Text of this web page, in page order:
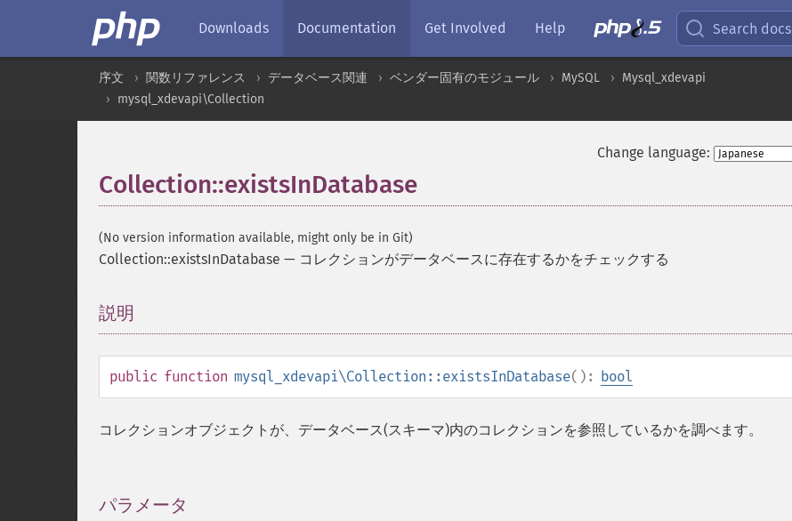
Downloads Documentation Get Involved Help Search docs
序文 関数リファレンス データベース関連 ベンダー固有のモジュール MySQL
Mysql_xdevapi
mysql_xdevapi\Collection
Change language:
Collection::existsInDatabase
(No version information available, might only be in Git)
Collection::existsInDatabase — コレクションがデータベースに存在するかをチェックする
説明
public function mysql_xdevapi\Collection::existsInDatabase(): bool
コレクションオブジェクトが、データベース(スキーマ)内のコレクションを参照しているかを調べます。
パラメータ